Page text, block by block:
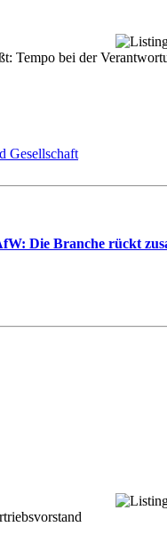
Tempo bei der
Gesellschaft
Die Branche rückt